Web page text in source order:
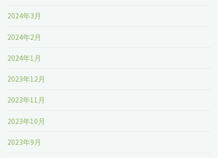
2024年3月
2024年2月
2024年1月
2023年12月
2023年11月
2023年10月
2023年9月